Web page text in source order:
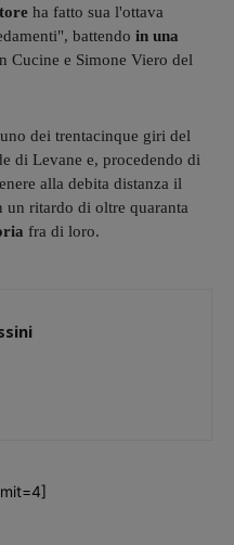
ha fatto sua l'ottava
battendo in una
Cucine e Simone Viero del
dei trentacinque giri del
di Levane e, procedendo di
alla debita distanza il
un ritardo di oltre quaranta
fra di loro.